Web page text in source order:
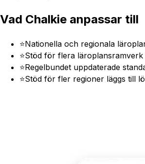
Vad Chalkie anpassar till
⭐Nationella och regionala
⭐Stöd för flera
⭐Regelbundet uppdaterade
⭐Stöd för fler regioner läggs till